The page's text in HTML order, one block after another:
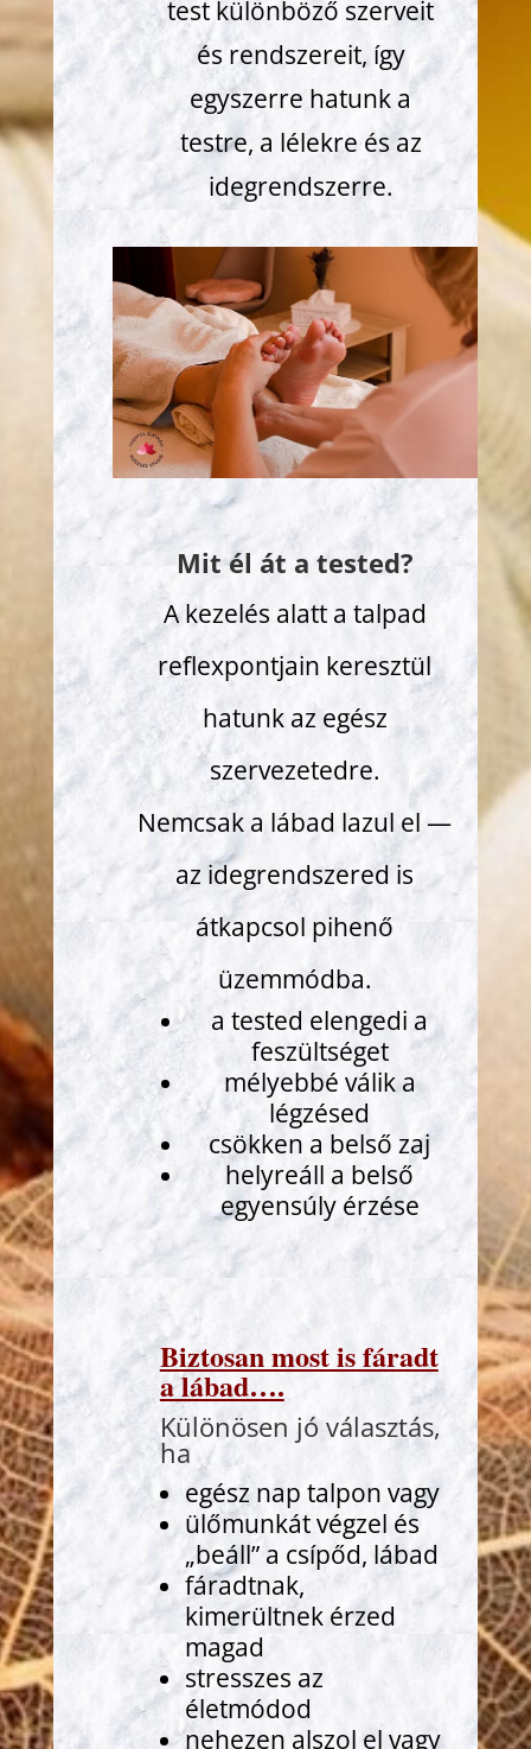
test különböző szerveit
és rendszereit, így
egyszerre hatunk a
testre, a lélekre és az
idegrendszerre.
Mit él át a tested?
A kezelés alatt a talpad
reflexpontjain keresztül
hatunk az egész
szervezetedre.
Nemcsak a lábad lazul el —
az idegrendszered is
átkapcsol pihenő
üzemmódba.
a tested elengedi a
feszültséget
mélyebbé válik a
légzésed
csökken a belső zaj
helyreáll a belső
egyensúly érzése
Biztosan most is fáradt
a lábad….
Különösen jó választás,
ha
egész nap talpon vagy
ülőmunkát végzel és
„beáll” a csípőd, lábad
fáradtnak,
kimerültnek érzed
magad
stresszes az
életmódod
nehezen alszol el vagy